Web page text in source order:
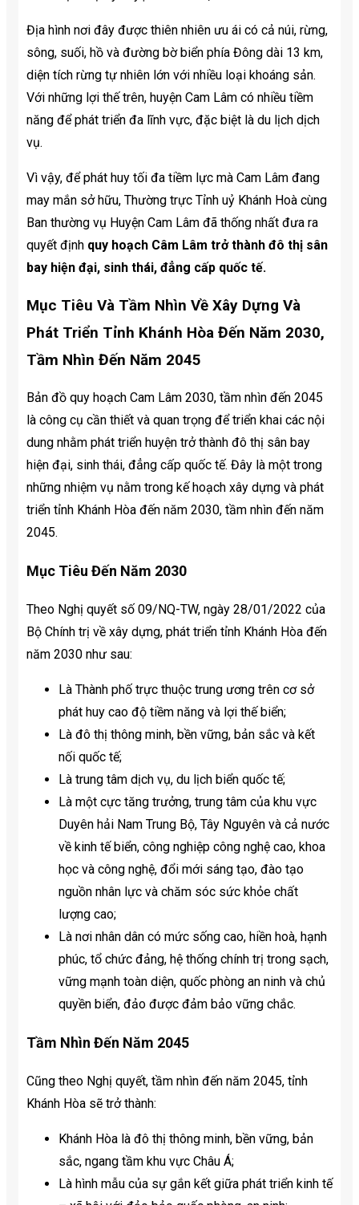
Địa hình nơi đây được thiên nhiên ưu ái có cả núi, rừng,
sông, suối, hồ và đường bờ biển phía Đông dài 13 km,
diện tích rừng tự nhiên lớn với nhiều loại khoáng sản.
Với những lợi thế trên, huyện Cam Lâm có nhiều tiềm
năng để phát triển đa lĩnh vực, đặc biệt là du lịch dịch
vụ.
Vì vậy, để phát huy tối đa tiềm lực mà Cam Lâm đang
may mắn sở hữu, Thường trực Tỉnh uỷ Khánh Hoà cùng
Ban thường vụ Huyện Cam Lâm đã thống nhất đưa ra
quyết định quy hoạch Câm Lâm trở thành đô thị sân
bay hiện đại, sinh thái, đẳng cấp quốc tế.
Mục Tiêu Và Tầm Nhìn Về Xây Dựng Và
Phát Triển Tỉnh Khánh Hòa Đến Năm 2030,
Tầm Nhìn Đến Năm 2045
Bản đồ quy hoạch Cam Lâm 2030, tầm nhìn đến 2045
là công cụ cần thiết và quan trọng để triển khai các nội
dung nhằm phát triển huyện trở thành đô thị sân bay
hiện đại, sinh thái, đẳng cấp quốc tế. Đây là một trong
những nhiệm vụ nằm trong kế hoạch xây dựng và phát
triển tỉnh Khánh Hòa đến năm 2030, tầm nhìn đến năm
2045.
Mục Tiêu Đến Năm 2030
Theo Nghị quyết số 09/NQ-TW, ngày 28/01/2022 của
Bộ Chính trị về xây dựng, phát triển tỉnh Khánh Hòa đến
năm 2030 như sau:
Là Thành phố trực thuộc trung ương trên cơ sở
phát huy cao độ tiềm năng và lợi thế biển;
Là đô thị thông minh, bền vững, bản sắc và kết
nối quốc tế;
Là trung tâm dịch vụ, du lịch biển quốc tế;
Là một cực tăng trưởng, trung tâm của khu vực
Duyên hải Nam Trung Bộ, Tây Nguyên và cả nước
về kinh tế biển, công nghiệp công nghệ cao, khoa
học và công nghệ, đổi mới sáng tạo, đào tạo
nguồn nhân lực và chăm sóc sức khỏe chất
lượng cao;
Là nơi nhân dân có mức sống cao, hiền hoà, hạnh
phúc, tổ chức đảng, hệ thống chính trị trong sạch,
vững mạnh toàn diện, quốc phòng an ninh và chủ
quyền biển, đảo được đảm bảo vững chắc.
Tầm Nhìn Đến Năm 2045
Cũng theo Nghị quyết, tầm nhìn đến năm 2045, tỉnh
Khánh Hòa sẽ trở thành:
Khánh Hòa là đô thị thông minh, bền vững, bản
sắc, ngang tầm khu vực Châu Á;
Là hình mẫu của sự gắn kết giữa phát triển kinh tế